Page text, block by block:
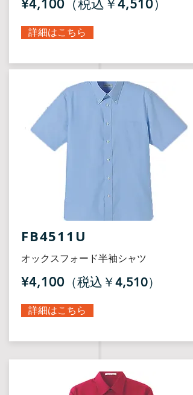
¥4,100（税込￥4,510）
詳細はこちら
FB4511U
オックスフォード半袖シャツ
¥4,100 （税込￥4,510）
詳細はこちら